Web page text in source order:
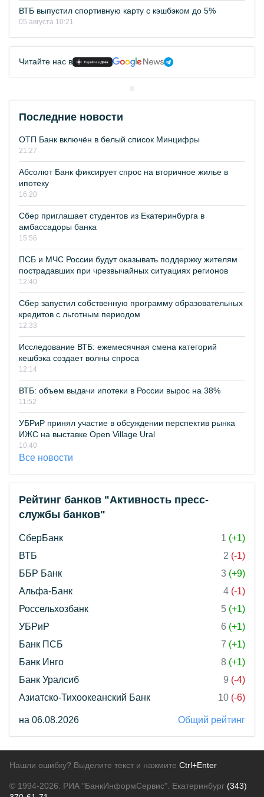
ВТБ выпустил спортивную карту с кэшбэком до 5%
05 августа 10:21
Читайте нас в
Последние новости
ОТП Банк включён в белый список Минцифры
21:27
Абсолют Банк фиксирует спрос на вторичное жилье в
ипотеку
16:20
Сбер приглашает студентов из Екатеринбурга в
амбассадоры банка
15:56
ПСБ и МЧС России будут оказывать поддержку жителям
пострадавших при чрезвычайных ситуациях регионов
12:40
Сбер запустил собственную программу образовательных
кредитов с льготным периодом
12:33
Исследование ВТБ: ежемесячная смена категорий
кешбэка создает волны спроса
12:14
ВТБ: объем выдачи ипотеки в России вырос на 38%
11:52
УБРиР принял участие в обсуждении перспектив рынка
ИЖС на выставке Open Village Ural
10:40
Все новости
Рейтинг банков "Активность пресс-
службы банков"
СберБанк 1 (+1)
ВТБ
2 (-1)
ББР Банк
3 (+9)
Альфа-Банк
4 (-1)
Россельхозбанк
5 (+1)
УБРиР
6 (+1)
Банк ПСБ
7 (+1)
Банк Инго
8 (+1)
Банк Уралсиб
9 (-4)
Азиатско-Тихоокеанский Банк
10 (-6)
на 06.08.2026 Общий рейтинг
Нашли ошибку? Выделите текст и нажмите Ctrl+Enter
© 1994-2026. РИА "БанкИнформСервис". Екатеринбург (343)